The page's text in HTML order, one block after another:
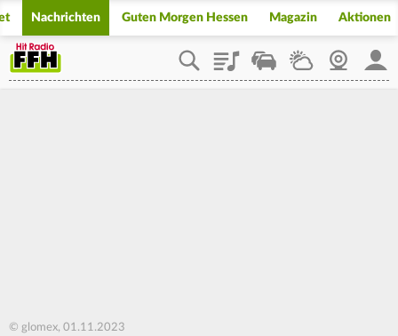
Nachrichten Guten Morgen Hessen Magazin Aktionen
PlaylistStaupilotWetterWebcam
© glomex, 01.11.2023